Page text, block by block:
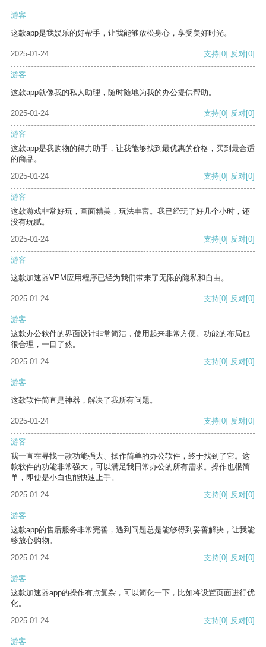
游客
这款app是我娱乐的好帮手，让我能够放松身心，享受美好时光。
2025-01-24 支持[0] 反对[0]
游客
这款app就像我的私人助理，随时随地为我的办公提供帮助。
2025-01-24 支持[0] 反对[0]
游客
这款app是我购物的得力助手，让我能够找到最优惠的价格，买到最合适
的商品。
2025-01-24
支持[0] 反对[0]
游客
这款游戏非常好玩，画面精美，玩法丰富。我已经玩了好几个小时，还
没有玩腻。
2025-01-24
支持[0] 反对[0]
游客
这款加速器VPM应用程序已经为我们带来了无限的隐私和自由。
2025-01-24 支持[0] 反对[0]
游客
这款办公软件的界面设计非常简洁，使用起来非常方便。功能的布局也
很合理，一目了然。
2025-01-24
支持[0] 反对[0]
游客
这款软件简直是神器，解决了我所有问题。
2025-01-24 支持[0] 反对[0]
游客
我一直在寻找一款功能强大、操作简单的办公软件，终于找到了它。这
款软件的功能非常强大，可以满足我日常办公的所有需求。操作也很简
单，即使是小白也能快速上手。
2025-01-24
支持[0] 反对[0]
游客
这款app的售后服务非常完善，遇到问题总是能够得到妥善解决，让我能
够放心购物。
2025-01-24
支持[0] 反对[0]
游客
这款加速器app的操作有点复杂，可以简化一下，比如将设置页面进行优
化。
2025-01-24
支持[0] 反对[0]
游客